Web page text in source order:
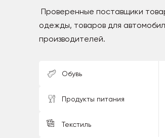
Проверенные поставщики
одежды, товаров для
производителей.
Обувь
Продукты питания
Текстиль